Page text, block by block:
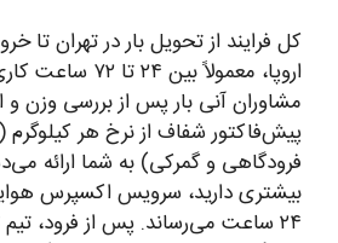
کل فرایند از تحویل بار در تهران تا
اروپا، معمولاً بین
مشاوران آنی بار پس از بررسی وزن و
پیش‌فاکتور شفاف از نرخ هر
فرودگاهی و گمرکی) به شما ارائه
۲۴ ساعت می‌رساند. پس از فرود،